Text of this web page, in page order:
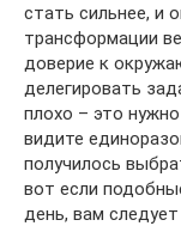
стать сильнее, и
трансформации
доверие к
делегировать
плохо – это
видите
получилось
вот если
день, вам